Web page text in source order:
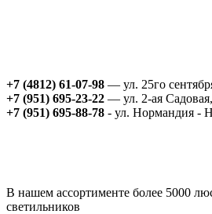
+7 (4812) 61-07-98 — ул. 25го
+7 (951) 695-23-22 — ул. 2-ая
+7 (951) 695-88-78 - ул. Нормандия -
В нашем ассортименте более 5000
светильников